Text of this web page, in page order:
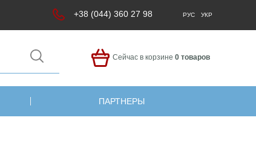
+38 (044) 360 27 98 РУС УКР
Сейчас в корзине 0 товаров
ПАРТНЕРЫ